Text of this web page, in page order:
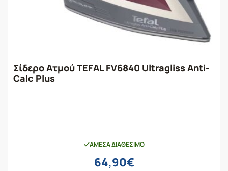
Σίδερο Ατμού TEFAL FV6840 Ultragliss Anti-
Calc Plus
ΆΜΕΣΑ ΔΙΑΘΈΣΙΜΟ
64,90€